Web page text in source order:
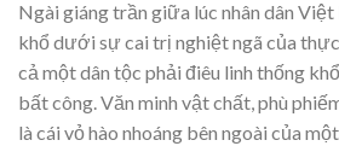
Ngài giáng trần giữa lúc nhân dân
khổ dưới sự cai trị nghiệt ngã của
cả một dân tộc phải điêu linh thống
bất công. Văn minh vật chất, phù
là cái vỏ hào nhoáng bên ngoài của